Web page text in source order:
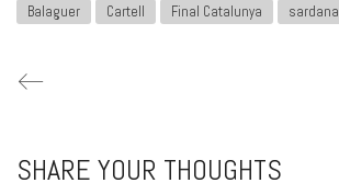
Balaguer Cartell Final Catalunya sardana
SHARE YOUR THOUGHTS